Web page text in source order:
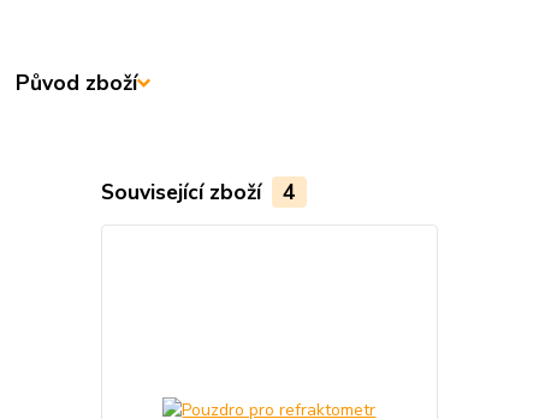
Původ zboží
Související zboží 4